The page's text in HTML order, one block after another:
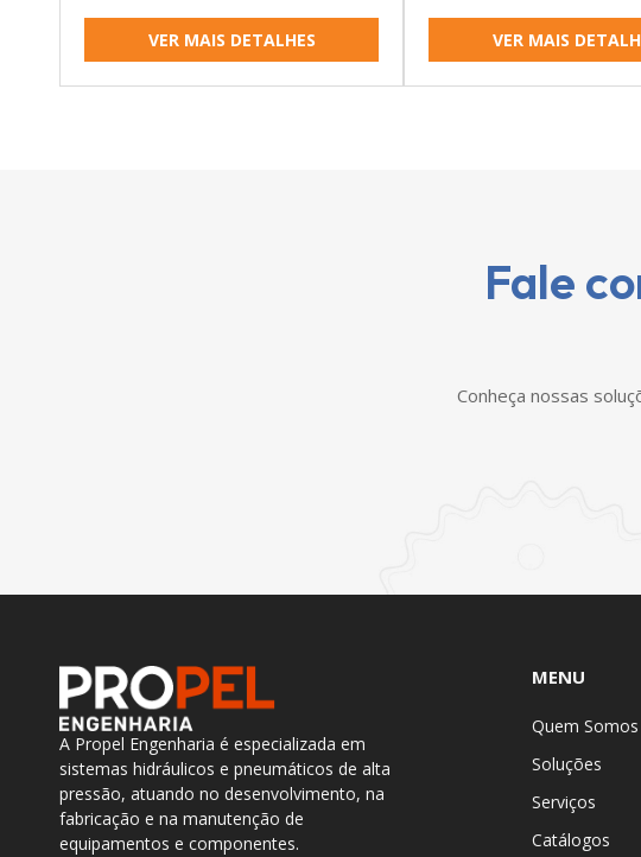
VER MAIS DETALHES VER MAIS
Fale
Conheça nossas
A Propel Engenharia é especializada em
sistemas hidráulicos e pneumáticos de alta
pressão, atuando no desenvolvimento, na
fabricação e na manutenção de
equipamentos e componentes.
MENU
Quem Somos
Soluções
Serviços
Catálogos